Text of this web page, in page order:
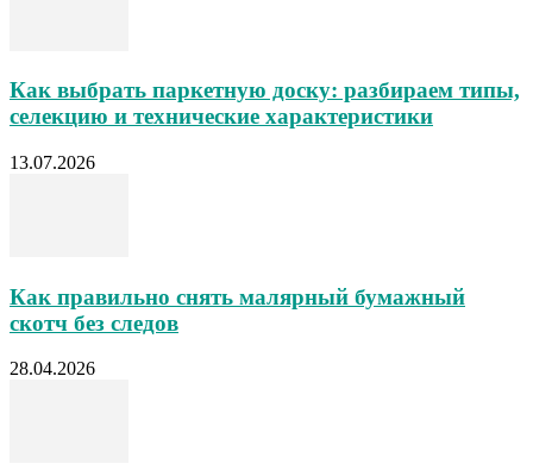
Как выбрать паркетную доску: разбираем типы,
селекцию и технические характеристики
13.07.2026
Как правильно снять малярный бумажный
скотч без следов
28.04.2026